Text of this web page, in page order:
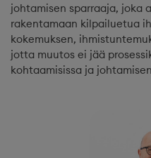
johtamisen sparraaja, joka
rakentamaan kilpailuetua
kokemuksen,
jotta muutos ei jää
kohtaamisissa ja